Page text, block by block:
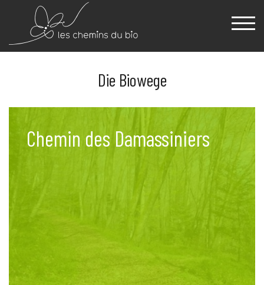
Die Biowege
Chemin des Damassiniers